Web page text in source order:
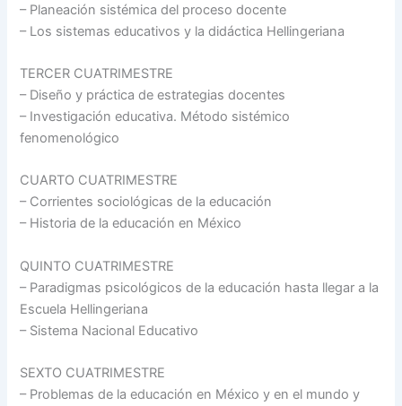
– Planeación sistémica del proceso docente
– Los sistemas educativos y la didáctica Hellingeriana
TERCER CUATRIMESTRE
– Diseño y práctica de estrategias docentes
– Investigación educativa. Método sistémico
fenomenológico
CUARTO CUATRIMESTRE
– Corrientes sociológicas de la educación
– Historia de la educación en México
QUINTO CUATRIMESTRE
– Paradigmas psicológicos de la educación hasta llegar a la
Escuela Hellingeriana
– Sistema Nacional Educativo
SEXTO CUATRIMESTRE
– Problemas de la educación en México y en el mundo y